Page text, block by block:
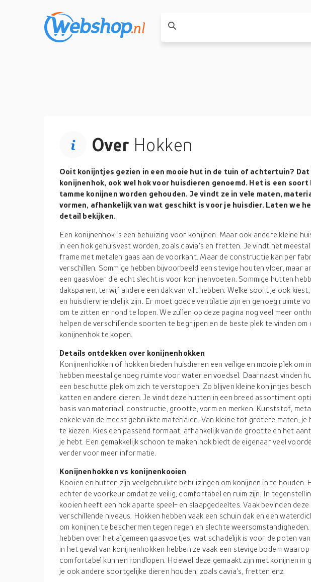
Over Hokken
Ooit konijntjes gezien in een mooie hut in de tuin of achtertuin? Dat
konijnenhok, ook wel hok voor huisdieren genoemd. Het is een soort
tamme konijnen worden gehouden. Je vindt ze in vele maten,
vormen, afhankelijk van wat geschikt is voor je huisdier. Laten we
detail bekijken.
Een konijnenhok is een behuizing voor konijnen. Maar ook andere kleine
in een hok gehuisvest worden, zoals cavia's en fretten. Je vindt het
frame met metalen gaas aan de voorkant. Maar de constructie kan per
verschillen. Sommige hebben bijvoorbeeld een stevige houten vloer, maar
een gaasvloer die echt slecht is voor konijnenvoeten. Sommige hutten
dakspanen, terwijl andere een dak van vilt hebben. Welke soort je ook
en huisdiervriendelijk zijn. Er moet goede ventilatie zijn en genoeg ruimte
om te zitten en rond te lopen. We zullen op deze pagina nog veel meer
helpen de verschillende soorten te begrijpen en de beste plek te vinden om
konijnenhok te kopen.
Details ontdekken over konijnenhokken
Konijnenhokken of hokken bieden huisdieren een veilige en mooie plek om
hebben meestal genoeg ruimte voor water en voedsel. Daarnaast vinden
een beschutte plek om zich te verstoppen. Zo blijven kleine konijntjes
katten en andere dieren. Je vindt deze hutten in een breed assortiment
basis van materiaal, constructie, grootte, vorm en merken. Kunststof,
enkele van de meest gebruikte materialen. Van kleine tot grotere maten, je
te kiezen. Kies een passend formaat, afhankelijk van de grootte en het
je hebt. Een gemakkelijk schoon te maken hok biedt de eigenaar veel
verder voor meer informatie.
Konijnenhokken vs konijnenkooien
Kooien en hutten zijn veelgebruikte behuizingen om konijnen in te houden.
echter de voorkeur omdat ze veilig, comfortabel en ruim zijn. In
kooien heeft een hok aparte speel- en slaapgedeeltes. Vaak bevinden
verschillende niveaus. Hokken hebben vaak een schuin dak en een
om konijnen te beschermen tegen regen en slechte
hebben over het algemeen gaasvoetjes, wat schadelijk is voor de poten
in het geval van konijnenhokken hebben ze vaak een stevige bodem
comfortabel kunnen rondlopen. Hoewel deze gemaakt zijn met konijnen in
je ook andere soortgelijke dieren houden, zoals cavia's, fretten enz.